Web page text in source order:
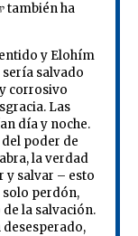
y Elohím
salvado
corrosivo
Las
día y noche.
poder de
la verdad
y salvar – esto
perdón,
la salvación.
desesperado,